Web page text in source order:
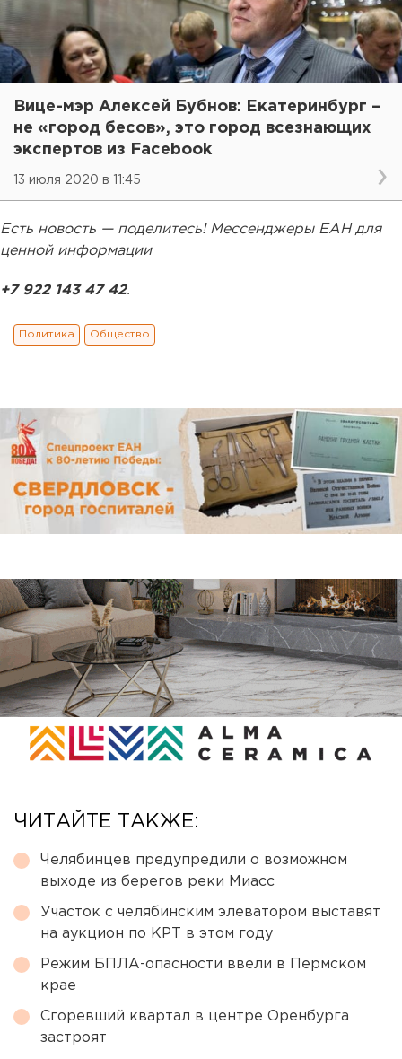
Вице-мэр Алексей Бубнов: Екатеринбург –
не «город бесов», это город всезнающих
экспертов из Facebook
13 июля 2020 в 11:45
Есть новость — поделитесь! Мессенджеры ЕАН для
ценной информации
+7 922 143 47 42.
Политика Общество
ЧИТАЙТЕ ТАКЖЕ:
Челябинцев предупредили о возможном
выходе из берегов реки Миасс
Участок с челябинским элеватором выставят
на аукцион по КРТ в этом году
Режим БПЛА-опасности ввели в Пермском
крае
Сгоревший квартал в центре Оренбурга
застроят